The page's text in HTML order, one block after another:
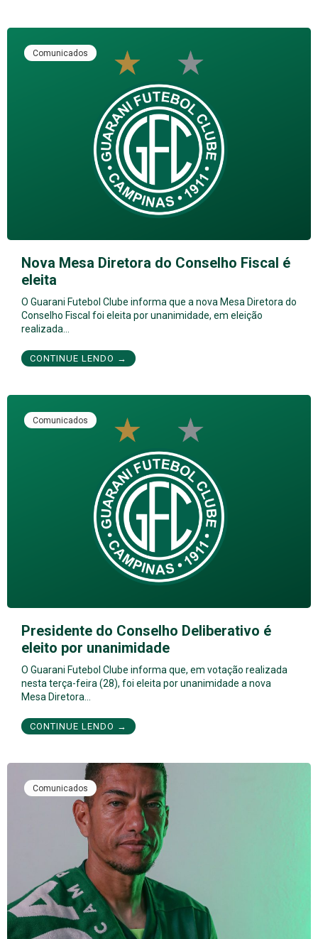
Comunicados
Nova Mesa Diretora do Conselho Fiscal é
eleita
O Guarani Futebol Clube informa que a nova Mesa Diretora do
Conselho Fiscal foi eleita por unanimidade, em eleição
realizada…
CONTINUE LENDO →
Comunicados
Presidente do Conselho Deliberativo é
eleito por unanimidade
O Guarani Futebol Clube informa que, em votação realizada
nesta terça-feira (28), foi eleita por unanimidade a nova
Mesa Diretora…
CONTINUE LENDO →
Comunicados